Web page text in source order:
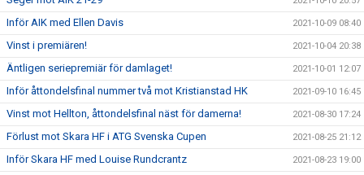
Inför AIK med Ellen Davis 2021-10-09 08:40
Vinst i premiären! 2021-10-04 20:38
Äntligen seriepremiär för damlaget! 2021-10-01 12:07
Inför åttondelsfinal nummer två mot Kristianstad HK 2021-09-10 16:45
Vinst mot Hellton, åttondelsfinal näst för damerna! 2021-08-30 17:24
Förlust mot Skara HF i ATG Svenska Cupen 2021-08-25 21:12
Inför Skara HF med Louise Rundcrantz 2021-08-23 19:00